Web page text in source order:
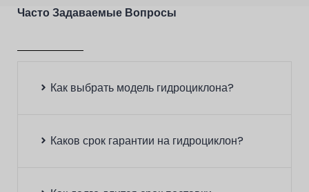
20
Часто Задаваемые Вопросы
Как выбрать модель гидроциклона?
Каков срок гарантии на гидроциклон?